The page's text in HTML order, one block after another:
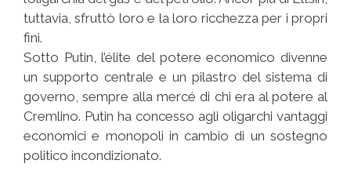
tuttavia, sfruttò loro e la loro ricchezza per i propri
fini.
Sotto Putin, l’élite del potere economico divenne
un supporto centrale e un pilastro del sistema di
governo, sempre alla mercé di chi era al potere al
Cremlino. Putin ha concesso agli oligarchi vantaggi
economici e monopoli in cambio di un sostegno
politico incondizionato.